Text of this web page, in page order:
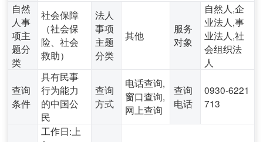
自然
人事
项主
题分
类
社会保障
（社会保
险、社会
救助）
法人
事项
主题
分类
其他
服务
对象
自然人,企
业法人,事
业法人,社
会组织法
人
查询
条件
具有民事
行为能力
的中国公
民
查询
方式
电话查询,
窗口查询,
网上查询
查询
电话
0930-6221
713
工作日:上